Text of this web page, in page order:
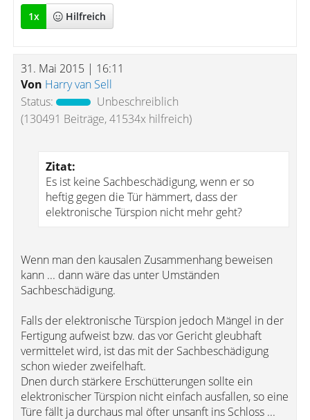
1x Hilfreich
31. Mai 2015 | 16:11
Von Harry van Sell
Status:
Unbeschreiblich
(130491 Beiträge, 41534x hilfreich)
Zitat:
Es ist keine Sachbeschädigung, wenn er so
heftig gegen die Tür hämmert, dass der
elektronische Türspion nicht mehr geht?
Wenn man den kausalen Zusammenhang beweisen
kann ... dann wäre das unter Umständen
Sachbeschädigung.
Falls der elektronische Türspion jedoch Mängel in der
Fertigung aufweist bzw. das vor Gericht gleubhaft
vermittelet wird, ist das mit der Sachbeschädigung
schon wieder zweifelhaft.
Dnen durch stärkere Erschütterungen sollte ein
elektronischer Türspion nicht einfach ausfallen, so eine
Türe fällt ja durchaus mal öfter unsanft ins Schloss ...